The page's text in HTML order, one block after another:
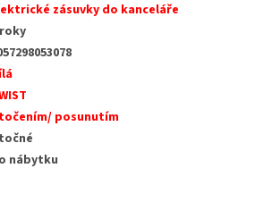
zásuvky do kanceláře
posunutím
nábytku